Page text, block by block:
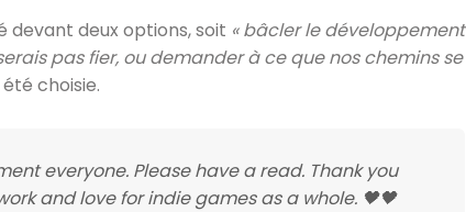
devant deux options, soit « bâcler le développement
pas fier, ou demander à ce que nos chemins se
choisie.
everyone. Please have a read. Thank you
and love for indie games as a whole. 🖤🖤